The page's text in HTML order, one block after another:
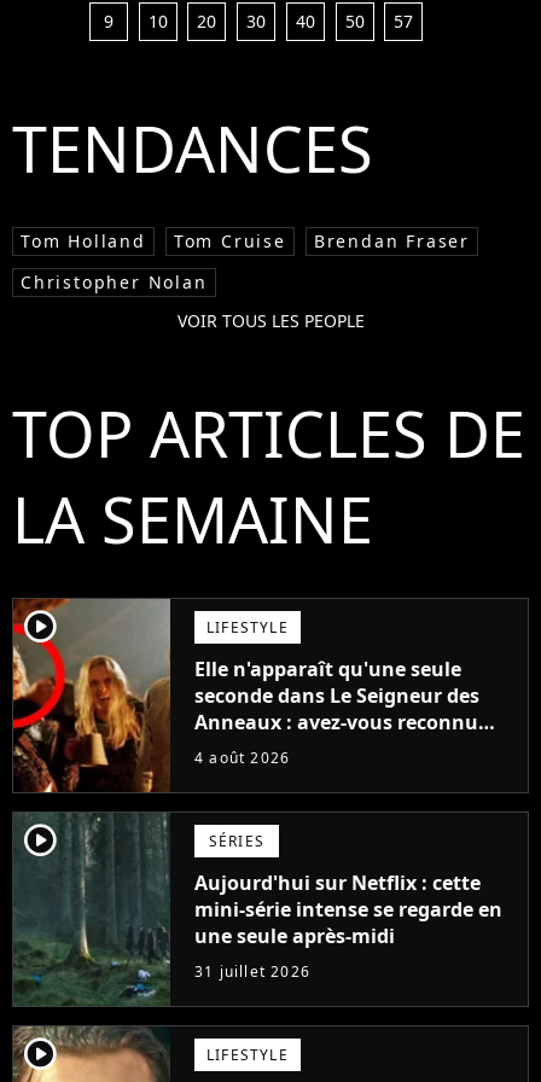
9
10 20 30 40 50 57
TENDANCES
Tom Holland Tom Cruise
Brendan Fraser
Christopher Nolan
VOIR TOUS LES PEOPLE
TOP ARTICLES DE
LA SEMAINE
player2 LIFESTYLE
Elle n'apparaît qu'une seule
seconde dans Le Seigneur des
Anneaux : avez-vous reconnu
cette légende du cinéma dans la
4 août 2026
player2 SÉRIES
Aujourd'hui sur Netflix : cette
mini-série intense se regarde en
une seule après-midi
31 juillet 2026
player2 LIFESTYLE